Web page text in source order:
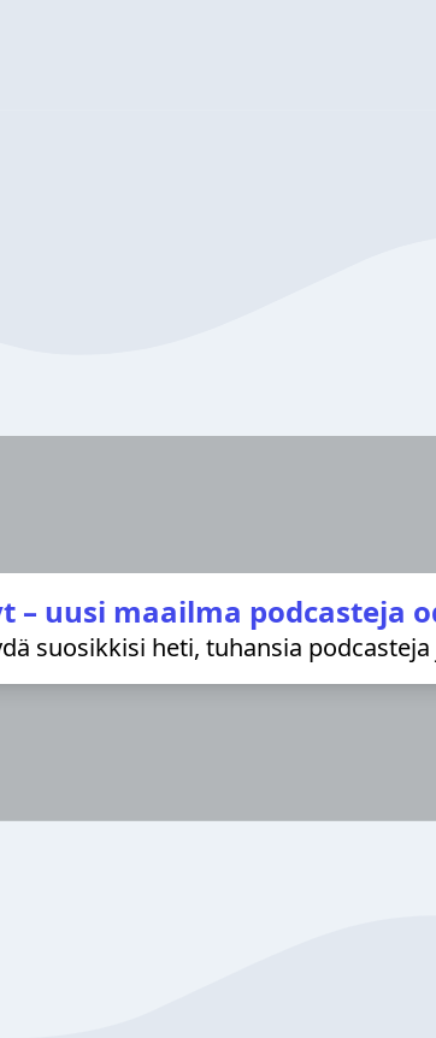
– uusi maailma podcasteja
suosikkisi heti, tuhansia